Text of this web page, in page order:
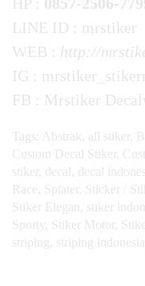
LINE ID : mrstiker
WEB : http://
IG :
FB : Mrstiker
Tags: Abstrak all stiker
Custom Decal Stiker
stiker
decal decal
Race
Splater Sticker /
Stiker Elegan
stiker
Sporty
Stiker Motor
striping
striping indonesia